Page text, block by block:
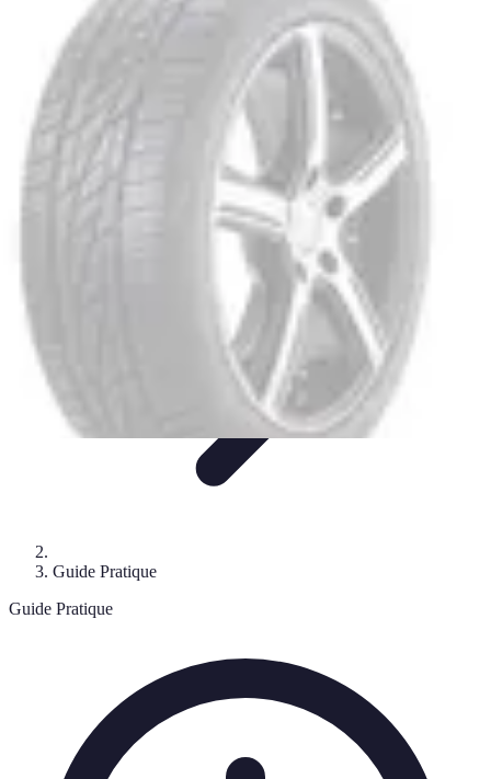
Shopping Accessible
Compréhension de l'accessibilité
Accessibilité Guides pratiques
Pratique
Shopping Accessible
Guide Pratique
Guide Pratique